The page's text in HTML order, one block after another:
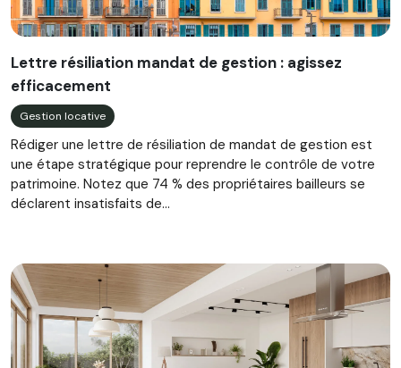
Lettre résiliation mandat de gestion : agissez
efficacement
Gestion locative
Rédiger une lettre de résiliation de mandat de gestion est
une étape stratégique pour reprendre le contrôle de votre
patrimoine. Notez que 74 % des propriétaires bailleurs se
déclarent insatisfaits de...